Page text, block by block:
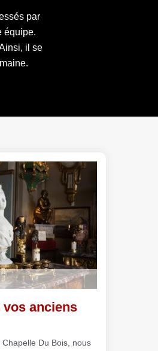
par
équipe.
il se
anciens
Du Bois, nous